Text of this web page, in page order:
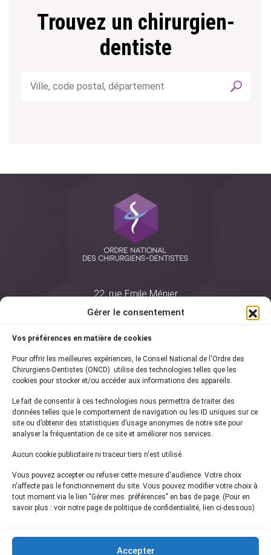
Gérer le consentement
Vos préférences en matière de cookies
Pour offrir les meilleures expériences, le Conseil National de l'Ordre des
Chirurgiens-Dentistes (ONCD) utilise des technologies telles que les
cookies pour stocker et/ou accéder aux informations des appareils.
Le fait de consentir à ces technologies nous permettra de traiter des
données telles que le comportement de navigation ou les ID uniques sur ce
site ou d’obtenir des statistiques d’usage anonymes de notre site pour
analyser la fréquentation de ce site et améliorer nos services.
Aucun cookie publicitaire ni traceur tiers n'est utilisé.
Vous pouvez accepter ou refuser cette mesure d'audience. Votre choix
n'affecte pas le fonctionnement du site. Vous pouvez modifier votre choix à
tout moment via le lien "Gérer mes préférences" en bas de page. (Pour en
savoir plus : voir notre page de politique de confidentialité, lien ci-dessous)
Accepter
Trouvez un chirurgien-
dentiste
22, rue Emile Ménier
75761 Paris Cedex 16
01 44 34 78 80
courrier@oncd.org
Actualités
Presse
Informations légales
Plan du site
Inscrivez-vous à notrenewsletter